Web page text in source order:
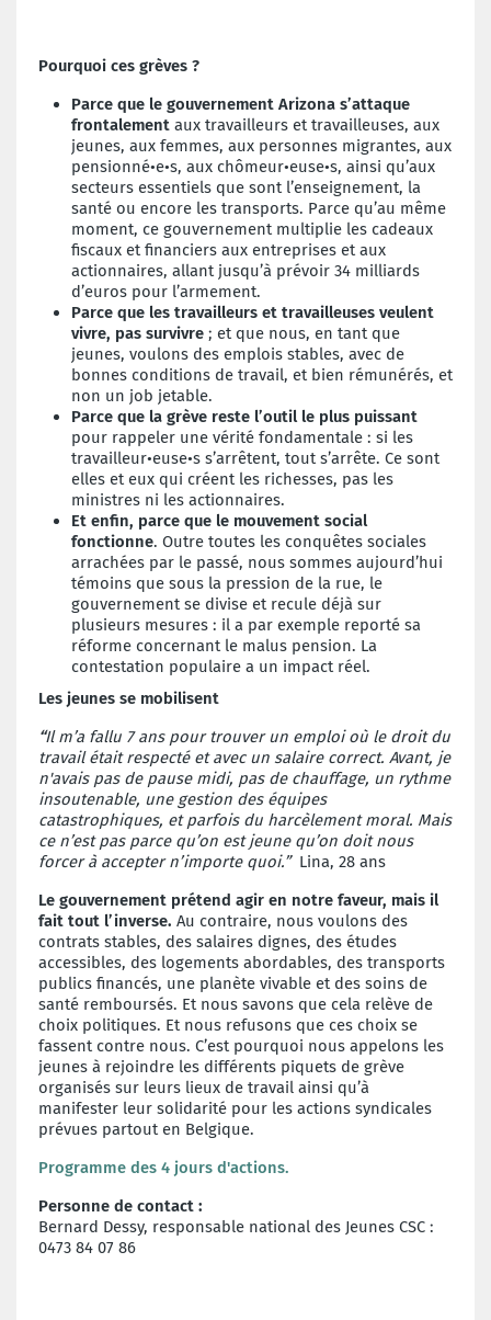
Pourquoi ces grèves ?
Parce que le gouvernement Arizona s’attaque
frontalement aux travailleurs et travailleuses, aux
jeunes, aux femmes, aux personnes migrantes, aux
pensionné•e•s, aux chômeur•euse•s, ainsi qu’aux
secteurs essentiels que sont l’enseignement, la
santé ou encore les transports. Parce qu’au même
moment, ce gouvernement multiplie les cadeaux
fiscaux et financiers aux entreprises et aux
actionnaires, allant jusqu’à prévoir 34 milliards
d’euros pour l’armement.
Parce que les travailleurs et travailleuses veulent
vivre, pas survivre ; et que nous, en tant que
jeunes, voulons des emplois stables, avec de
bonnes conditions de travail, et bien rémunérés, et
non un job jetable.
Parce que la grève reste l’outil le plus puissant
pour rappeler une vérité fondamentale : si les
travailleur•euse•s s’arrêtent, tout s’arrête. Ce sont
elles et eux qui créent les richesses, pas les
ministres ni les actionnaires.
Et enfin, parce que le mouvement social
fonctionne. Outre toutes les conquêtes sociales
arrachées par le passé, nous sommes aujourd’hui
témoins que sous la pression de la rue, le
gouvernement se divise et recule déjà sur
plusieurs mesures : il a par exemple reporté sa
réforme concernant le malus pension. La
contestation populaire a un impact réel.
Les jeunes se mobilisent
“Il m’a fallu 7 ans pour trouver un emploi où le droit du
travail était respecté et avec un salaire correct. Avant, je
n'avais pas de pause midi, pas de chauffage, un rythme
insoutenable, une gestion des équipes
catastrophiques, et parfois du harcèlement moral. Mais
ce n’est pas parce qu’on est jeune qu’on doit nous
forcer à accepter n’importe quoi.” Lina, 28 ans
Le gouvernement prétend agir en notre faveur, mais il
fait tout l’inverse. Au contraire, nous voulons des
contrats stables, des salaires dignes, des études
accessibles, des logements abordables, des transports
publics financés, une planète vivable et des soins de
santé remboursés. Et nous savons que cela relève de
choix politiques. Et nous refusons que ces choix se
fassent contre nous. C’est pourquoi nous appelons les
jeunes à rejoindre les différents piquets de grève
organisés sur leurs lieux de travail ainsi qu’à
manifester leur solidarité pour les actions syndicales
prévues partout en Belgique.
Programme des 4 jours d'actions.
Personne de contact :
Bernard Dessy, responsable national des Jeunes CSC :
0473 84 07 86